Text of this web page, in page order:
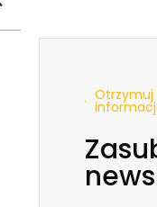
Otrzymuj